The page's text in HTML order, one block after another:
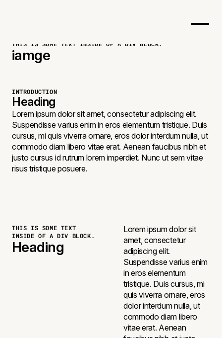
THIS IS SOME TEXT INSIDE OF A DIV BLOCK.
iamge
INTRODUCTION
Heading
Lorem ipsum dolor sit amet, consectetur adipiscing elit.
Suspendisse varius enim in eros elementum tristique. Duis
cursus, mi quis viverra ornare, eros dolor interdum nulla, ut
commodo diam libero vitae erat. Aenean faucibus nibh et
justo cursus id rutrum lorem imperdiet. Nunc ut sem vitae
risus tristique posuere.
THIS IS SOME TEXT
INSIDE OF A DIV BLOCK.
Heading
Lorem ipsum dolor sit
amet, consectetur
adipiscing elit.
Suspendisse varius enim
in eros elementum
tristique. Duis cursus, mi
quis viverra ornare, eros
dolor interdum nulla, ut
commodo diam libero
vitae erat. Aenean